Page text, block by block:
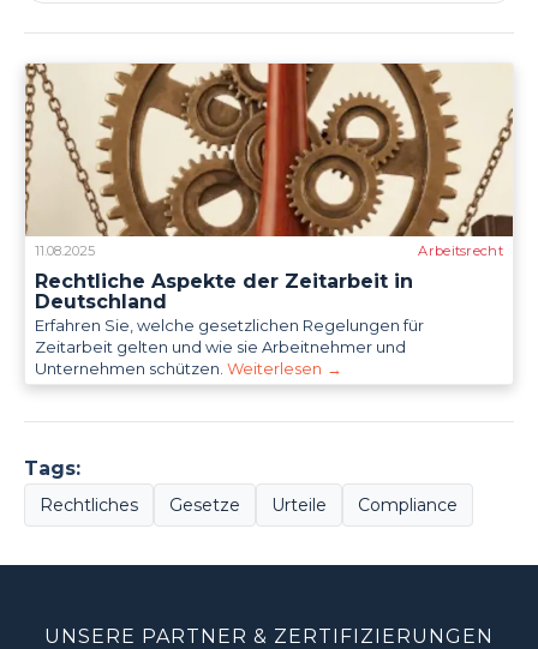
11.08.2025 Arbeitsrecht
Rechtliche Aspekte der Zeitarbeit in
Deutschland
Erfahren Sie, welche gesetzlichen Regelungen für
Zeitarbeit gelten und wie sie Arbeitnehmer und
Unternehmen schützen. Weiterlesen →
Tags:
Rechtliches Gesetze Urteile Compliance
UNSERE PARTNER & ZERTIFIZIERUNGEN